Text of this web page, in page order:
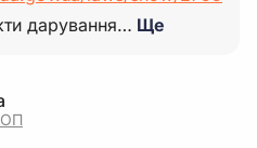
дарування… Ще